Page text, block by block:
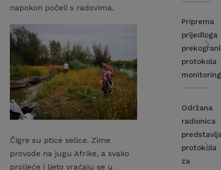
napokon počeli s radovima.
Čigre su ptice selice. Zime
provode na jugu Afrike, a svako
proljeće i ljeto vraćaju se u
Priprema
prijedloga
protokola
Održana
radionica
protokola
za